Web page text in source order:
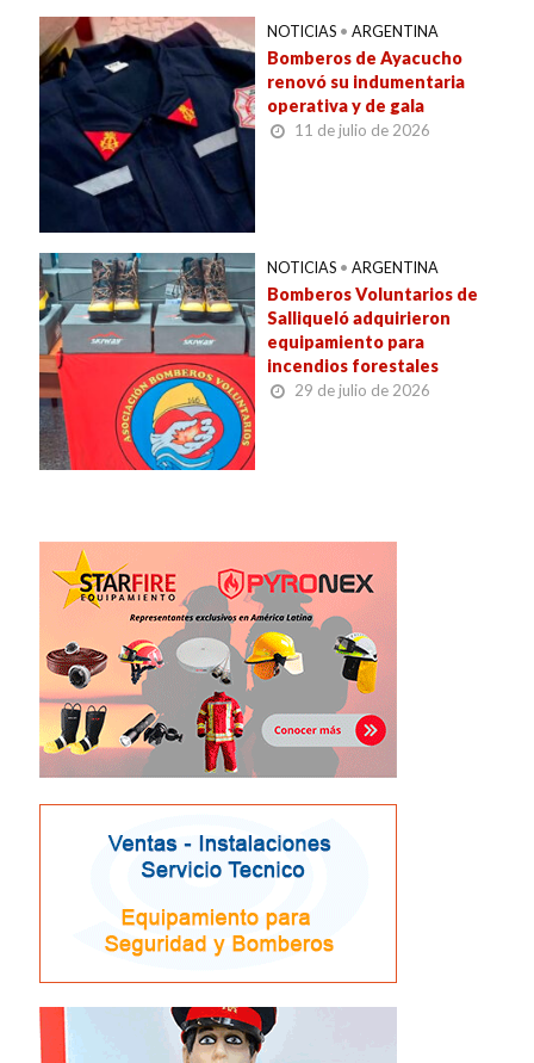
NOTICIAS • ARGENTINA
Bomberos de Ayacucho
renovó su indumentaria
operativa y de gala
11 de julio de 2026
NOTICIAS • ARGENTINA
Bomberos Voluntarios de
Salliqueló adquirieron
equipamiento para
incendios forestales
29 de julio de 2026